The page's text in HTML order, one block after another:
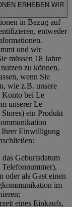
ERHEBEN WIR
in Bezug auf
entweder
und wir
müssen 18 Jahre
zu können.
wenn Sie
wie z.B. unsere
Konto bei Le
unserer Le
ein Produkt
Ihrer Einwilligung
Geburtsdatum
oder als Gast einen
im
eines Einkaufs,